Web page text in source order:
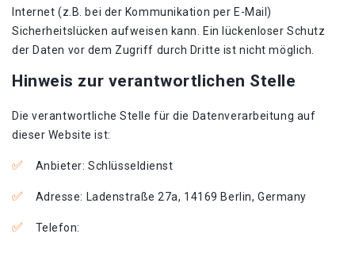
Internet (z.B. bei der Kommunikation per E-Mail)
Sicherheitslücken aufweisen kann. Ein lückenloser Schutz
der Daten vor dem Zugriff durch Dritte ist nicht möglich.
Hinweis zur verantwortlichen Stelle
Die verantwortliche Stelle für die Datenverarbeitung auf
dieser Website ist:
Anbieter: Schlüsseldienst
Adresse: Ladenstraße 27a, 14169 Berlin, Germany
Telefon: